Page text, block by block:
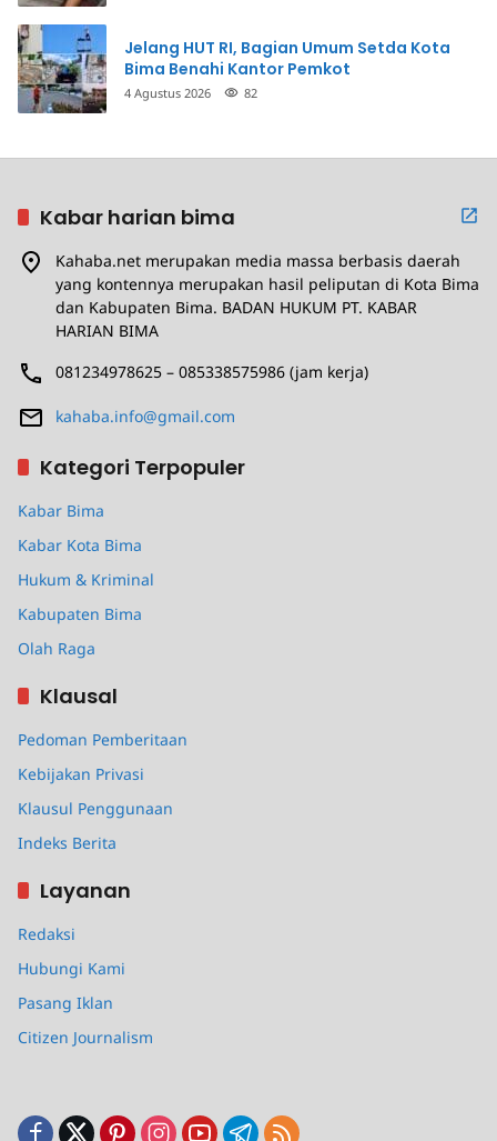
Jelang HUT RI, Bagian Umum Setda Kota
Bima Benahi Kantor Pemkot
4 Agustus 2026 82
Kabar harian bima
Kahaba.net merupakan media massa berbasis daerah
yang kontennya merupakan hasil peliputan di Kota Bima
dan Kabupaten Bima. BADAN HUKUM PT. KABAR
HARIAN BIMA
081234978625 – 085338575986 (jam kerja)
kahaba.info@gmail.com
Kategori Terpopuler
Kabar Bima
Kabar Kota Bima
Hukum & Kriminal
Kabupaten Bima
Olah Raga
Klausal
Pedoman Pemberitaan
Kebijakan Privasi
Klausul Penggunaan
Indeks Berita
Layanan
Redaksi
Hubungi Kami
Pasang Iklan
Citizen Journalism